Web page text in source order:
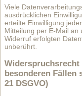
Viele
ausdrücklichen
erteilte Einwilligung
Mitteilung per E-Mail an
Widerruf erfolgten
unberührt.
Widerspruchsrecht
besonderen Fällen
21 DSGVO)